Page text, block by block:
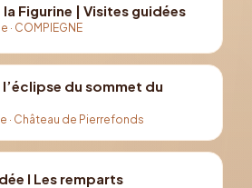
la Figurine | Visites guidées
· COMPIEGNE
du sommet du
· Château de Pierrefonds
I Les remparts